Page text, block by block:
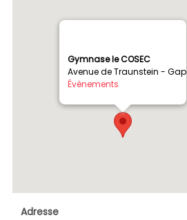
Gymnase le COSEC
Avenue de Traunstein - Gap
Évènements
Adresse